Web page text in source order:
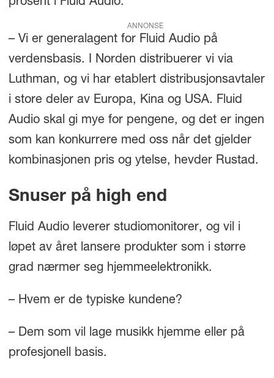
prosent i Fluid Audio.
ANNONSE
– Vi er generalagent for Fluid Audio på
verdensbasis. I Norden distribuerer vi via
Luthman, og vi har etablert distribusjonsavtaler
i store deler av Europa, Kina og USA. Fluid
Audio skal gi mye for pengene, og det er ingen
som kan konkurrere med oss når det gjelder
kombinasjonen pris og ytelse, hevder Rustad.
Snuser på high end
Fluid Audio leverer studiomonitorer, og vil i
løpet av året lansere produkter som i større
grad nærmer seg hjemmeelektronikk.
– Hvem er de typiske kundene?
– Dem som vil lage musikk hjemme eller på
profesjonell basis.